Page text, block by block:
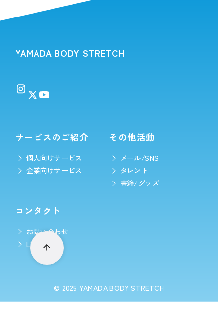
YAMADA BODY STRETCH
サービスのご紹介
個人向けサービス
企業向けサービス
その他活動
メール/SNS
タレント
書籍/グッズ
コンタクト
お問い合わせ
LINE予約
© 2025 YAMADA BODY STRETCH